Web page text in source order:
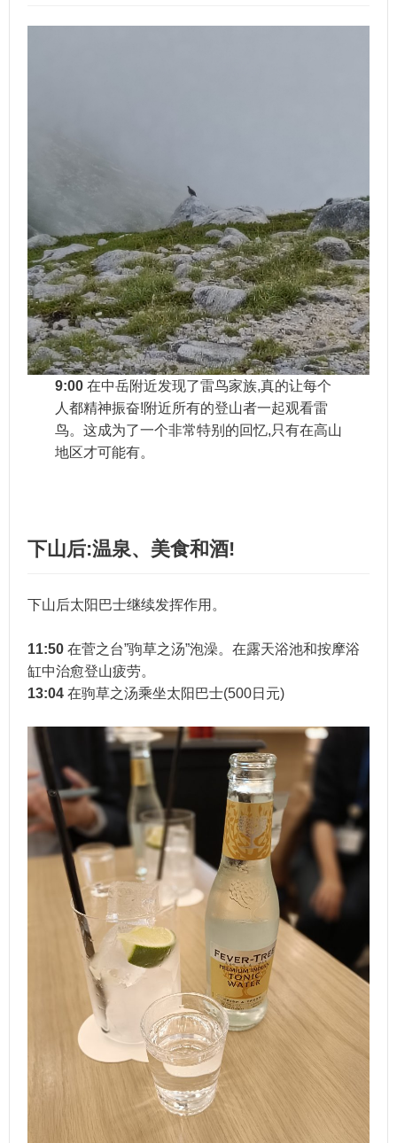
9:00在中岳附近发现了雷鸟家族,真的让每个
人都精神振奋!附近所有的登山者一起观看雷
鸟。这成为了一个非常特别的回忆,只有在高山
地区才可能有。
下山后:温泉、美食和酒!
下山后太阳巴士继续发挥作用。
11:50 在菅之台”驹草之汤”泡澡。在露天浴池和按摩浴
缸中治愈登山疲劳。
13:04 在驹草之汤乘坐太阳巴士(500日元)